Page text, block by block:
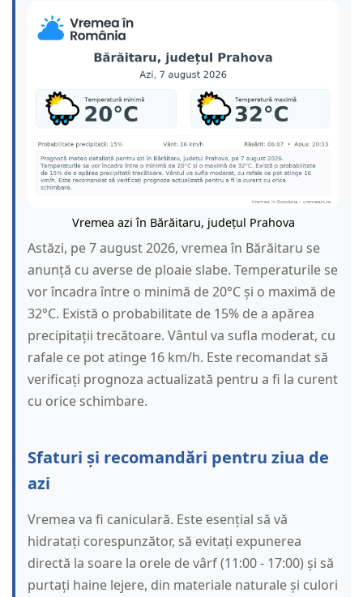
Vremea azi în Bărăitaru, județul Prahova
Astăzi, pe 7 august 2026, vremea în Bărăitaru se
anunță cu averse de ploaie slabe. Temperaturile se
vor încadra între o minimă de 20°C și o maximă de
32°C. Există o probabilitate de 15% de a apărea
precipitații trecătoare. Vântul va sufla moderat, cu
rafale ce pot atinge 16 km/h. Este recomandat să
verificați prognoza actualizată pentru a fi la curent
cu orice schimbare.
Sfaturi și recomandări pentru ziua de
azi
Vremea va fi caniculară. Este esențial să vă
hidratați corespunzător, să evitați expunerea
directă la soare la orele de vârf (11:00 - 17:00) și să
purtați haine lejere, din materiale naturale și culori